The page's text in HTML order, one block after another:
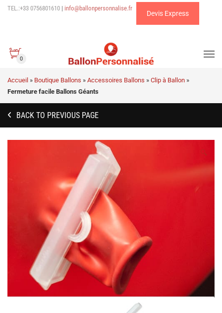
TEL.:+33 0756801610 | info@ballonpersonnalise.fr
Devis Express
0
Accueil » Boutique Ballons » Accessoires Ballons » Clip à Ballon »
Fermeture facile Ballons Géants
BACK TO PREVIOUS PAGE
🔍